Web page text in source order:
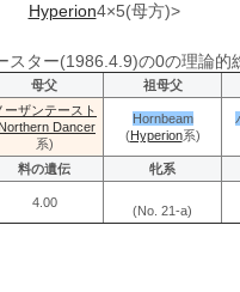
Hyperion4×5(母方)>
スター(1986.4.9)の0の理論的
母父 祖母父
ーザンテースト
Northern Dancer
系)
Hornbeam
(Hyperion系)
料の遺伝 牝系
4.00
(No. 21-a)